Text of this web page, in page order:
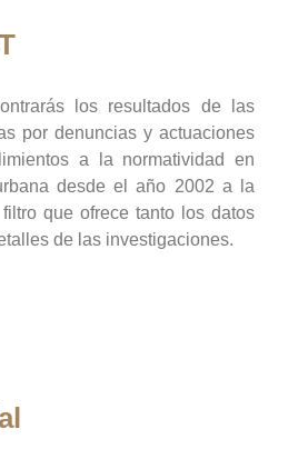
los resultados de las
por denuncias y actuaciones
a la normatividad en
desde el año 2002 a la
que ofrece tanto los datos
de las investigaciones.